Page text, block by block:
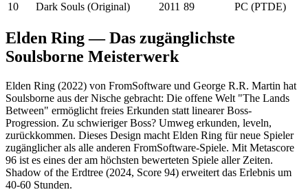
10
Dark Souls (Original) 2011 89 PC (PTDE)
Elden Ring — Das zugänglichste
Soulsborne Meisterwerk
Elden Ring (2022) von FromSoftware und George R.R. Martin hat
Soulsborne aus der Nische gebracht: Die offene Welt "The Lands
Between" ermöglicht freies Erkunden statt linearer Boss-
Progression. Zu schwieriger Boss? Umweg erkunden, leveln,
zurückkommen. Dieses Design macht Elden Ring für neue Spieler
zugänglicher als alle anderen FromSoftware-Spiele. Mit Metascore
96 ist es eines der am höchsten bewerteten Spiele aller Zeiten.
Shadow of the Erdtree (2024, Score 94) erweitert das Erlebnis um
40-60 Stunden.